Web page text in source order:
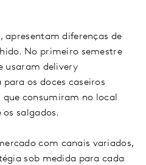
apresentam diferenças de
No primeiro semestre
usaram delivery
os doces caseiros
que consumiram no local
os salgados.
com canais variados,
sob medida para cada